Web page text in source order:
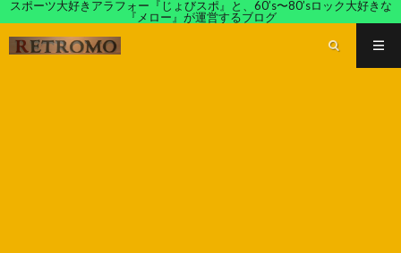
スポーツ大好きアラフォー『じょびスポ』と、60’s〜80’sロック大好きな
『メロー』が運営するブログ